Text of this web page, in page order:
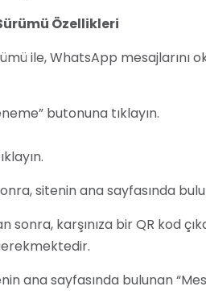
Özellikleri
ile, WhatsApp mesajlarını
butonuna tıklayın.
sitenin ana sayfasında
sonra, karşınıza bir QR kod
ana sayfasında bulunan